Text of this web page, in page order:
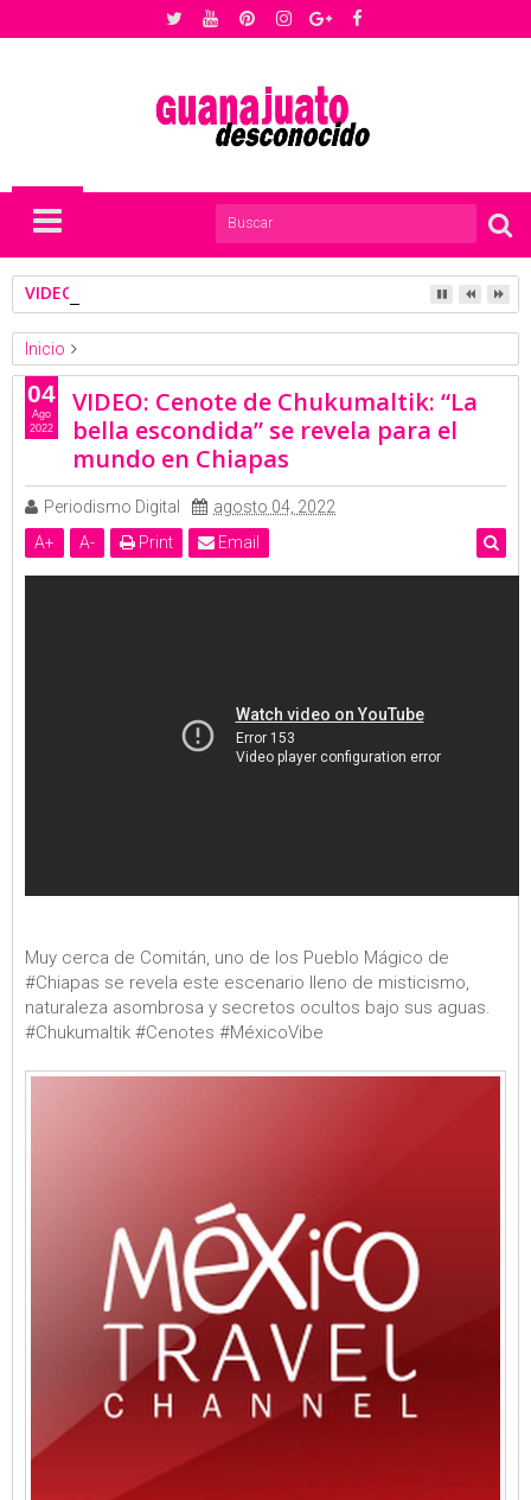
VIDEO: Festival de la Luz y de la Vida Chignahuapan 2022
Inicio
Mexico Travel Channel
Video
VIDEO: Cenote de Chukumaltik: “La bella escondida” se revela
para el mundo en Chiapas
VIDEO: Cenote de Chukumaltik: “La
bella escondida” se revela para el
mundo en Chiapas
Periodismo Digital
agosto 04, 2022
A+ A- Print Email
Muy cerca de Comitán, uno de los Pueblo Mágico de
#Chiapas se revela este escenario lleno de misticismo,
naturaleza asombrosa y secretos ocultos bajo sus aguas.
#Chukumaltik #Cenotes #MéxicoVibe
04
Ago
2022